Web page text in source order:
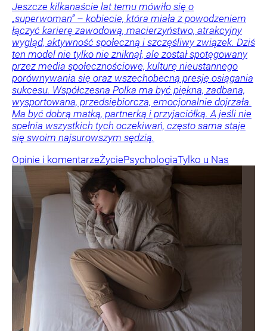
Jeszcze kilkanaście lat temu mówiło się o
„superwoman” – kobiecie, która miała z powodzeniem
łączyć karierę zawodową, macierzyństwo, atrakcyjny
wygląd, aktywność społeczną i szczęśliwy związek. Dziś
ten model nie tylko nie zniknął, ale został spotęgowany
przez media społecznościowe, kulturę nieustannego
porównywania się oraz wszechobecną presję osiągania
sukcesu. Współczesna Polka ma być piękna, zadbana,
wysportowana, przedsiębiorcza, emocjonalnie dojrzała.
Ma być dobrą matką, partnerką i przyjaciółką. A jeśli nie
spełnia wszystkich tych oczekiwań, często sama staje
się swoim najsurowszym sędzią.
Opinie i komentarzeŻyciePsychologiaTylko u Nas